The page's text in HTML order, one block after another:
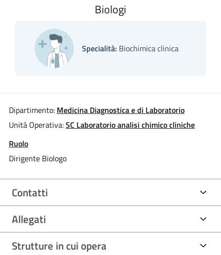
Biologi
Specialità: Biochimica clinica
Dipartimento: Medicina Diagnostica e di Laboratorio
Unità Operativa:SC Laboratorio analisi chimico cliniche
Ruolo
Dirigente Biologo
Contatti
Allegati
Strutture in cui opera